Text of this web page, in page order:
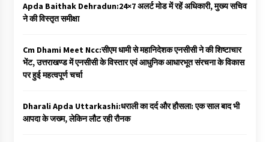
Apda Baithak Dehradun:24×7 अलर्ट मोड में रहें अधिकारी, मुख्य सचिव
ने की विस्तृत समीक्षा
Cm Dhami Meet Ncc:सीएम धामी से महानिदेशक एनसीसी ने की शिष्टाचार
भेंट, उत्तराखण्ड में एनसीसी के विस्तार एवं आधुनिक आधारभूत संरचना के विकास
पर हुई महत्वपूर्ण चर्चा
Dharali Apda Uttarkashi:धराली का दर्द और हौसला: एक साल बाद भी
आपदा के जख्म, लेकिन लौट रही रौनक